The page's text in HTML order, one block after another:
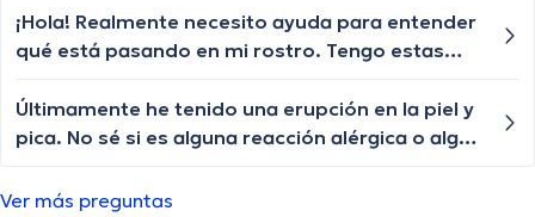
¡Hola! Realmente necesito ayuda para entender
qué está pasando en mi rostro. Tengo estas
ponen rojas. He intentado usar cremas
hidratantes, pero no parecen ayudar mucho.
tratarlo?
Últimamente he tenido una erupción en la piel y
pica. No sé si es alguna reacción alérgica o algo
Ver más preguntas